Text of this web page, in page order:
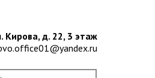
Кирова, д. 22, 3 этаж